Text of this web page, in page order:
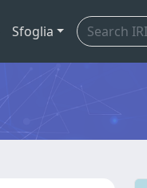
Sfoglia